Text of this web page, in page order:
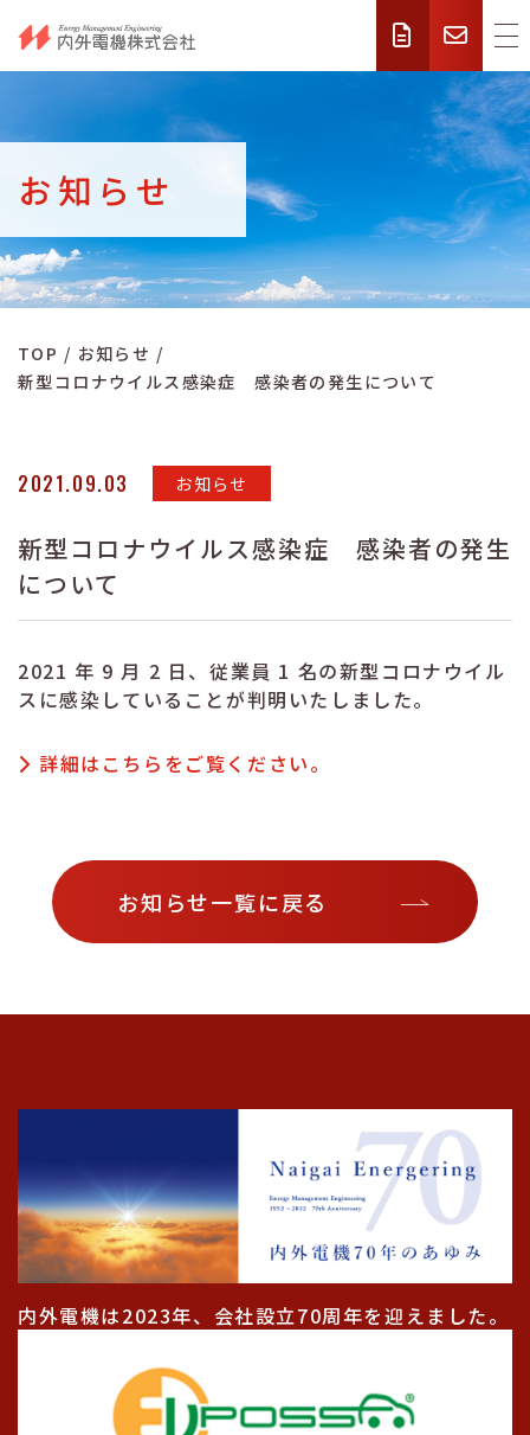
お知らせ
TOP
お知らせ
新型コロナウイルス感染症 感染者の発生について
2021.09.03 お知らせ
新型コロナウイルス感染症 感染者の発生
について
2021 年 9 月 2 日、従業員 1 名の新型コロナウイル
スに感染していることが判明いたしました。
詳細はこちらをご覧ください。
お知らせ一覧に戻る
内外電機は2023年、会社設立70周年を迎えました。